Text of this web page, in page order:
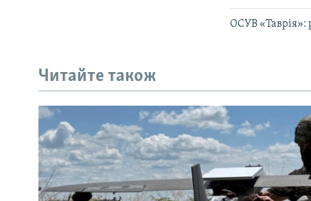
ОСУВ «Таврія»:
Читайте також